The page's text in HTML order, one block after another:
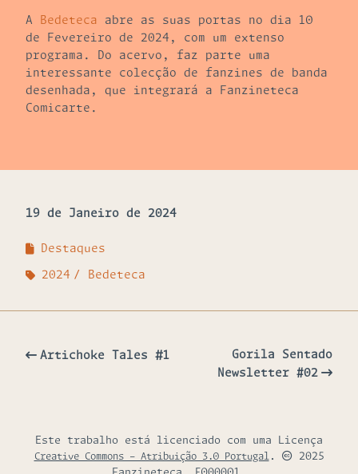
A Bedeteca abre as suas portas no dia 10
de Fevereiro de 2024, com um extenso
programa. Do acervo, faz parte uma
interessante colecção de fanzines de banda
desenhada, que integrará a Fanzineteca
Comicarte.
19 de Janeiro de 2024
Destaques
2024 Bedeteca
Artichoke Tales #1
Gorila Sentado
Newsletter #02
Este trabalho está licenciado com uma Licença
Creative Commons - Atribuição 3.0 Portugal.
2025